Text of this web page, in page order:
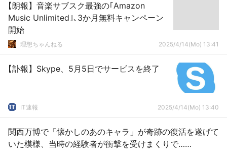
【朗報】音楽サブスク最強の｢Amazon
Music Unlimited｣､3か月無料キャンペーン
開始
理想ちゃんねる 2025/4/14(Mo) 13:41
【訃報】Skype、5月5日でサービスを終了
IT速報 2025/4/14(Mo) 13:40
関西万博で「懐かしのあのキャラ」が奇跡の復活を遂げて
いた模様、当時の経験者が衝撃を受けまくりで……